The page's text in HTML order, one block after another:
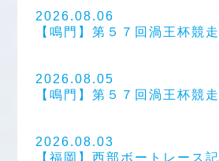
2026.08.06
【鳴門】第５７回渦王杯競
2026.08.05
【鳴門】第５７回渦王杯競
2026.08.03
【福岡】西部ボートレース